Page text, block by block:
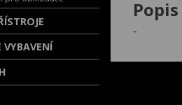
VYBAVENÍ
Popis
-